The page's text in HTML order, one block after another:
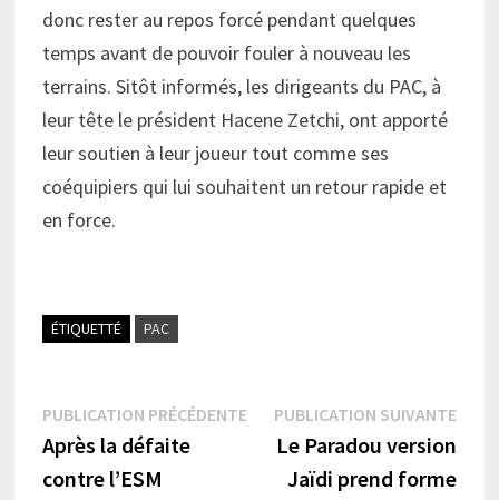
donc rester au repos forcé pendant quelques
temps avant de pouvoir fouler à nouveau les
terrains. Sitôt informés, les dirigeants du PAC, à
leur tête le président Hacene Zetchi, ont apporté
leur soutien à leur joueur tout comme ses
coéquipiers qui lui souhaitent un retour rapide et
en force.
ÉTIQUETTÉ PAC
Navigation
de
PUBLICATION PRÉCÉDENTEPublication
précédente :
Après la défaite
contre l’ESM
PUBLICATION SUIVANTE
Le Paradou version
Jaïdi prend forme